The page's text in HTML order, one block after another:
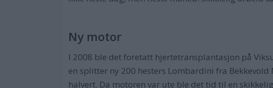
Ny motor
I 2008 ble det foretatt hjertetransplantasjon på
en splitter ny 200 hesters Lombardini fra
halvert. Da motoren var ute ble det tid til en